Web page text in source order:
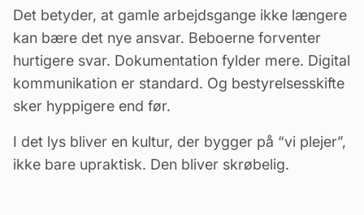
Det betyder, at gamle arbejdsgange ikke længere
kan bære det nye ansvar. Beboerne forventer
hurtigere svar. Dokumentation fylder mere. Digital
kommunikation er standard. Og bestyrelsesskifte
sker hyppigere end før.
I det lys bliver en kultur, der bygger på “vi plejer”,
ikke bare upraktisk. Den bliver skrøbelig.